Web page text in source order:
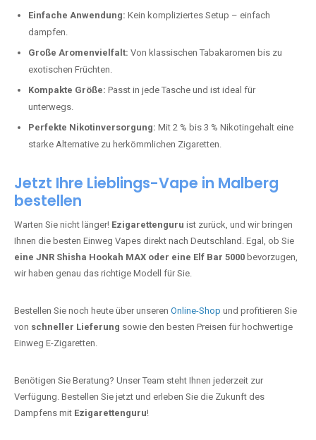
Einfache Anwendung: Kein kompliziertes Setup – einfach
dampfen.
Große Aromenvielfalt: Von klassischen Tabakaromen bis zu
exotischen Früchten.
Kompakte Größe: Passt in jede Tasche und ist ideal für
unterwegs.
Perfekte Nikotinversorgung: Mit 2 % bis 3 % Nikotingehalt eine
starke Alternative zu herkömmlichen Zigaretten.
Jetzt Ihre Lieblings-Vape in Malberg
bestellen
Warten Sie nicht länger! Ezigarettenguru ist zurück, und wir bringen
Ihnen die besten Einweg Vapes direkt nach Deutschland. Egal, ob Sie
eine JNR Shisha Hookah MAX oder eine Elf Bar 5000 bevorzugen,
wir haben genau das richtige Modell für Sie.
Bestellen Sie noch heute über unseren Online-Shop und profitieren Sie
von schneller Lieferung sowie den besten Preisen für hochwertige
Einweg E-Zigaretten.
Benötigen Sie Beratung? Unser Team steht Ihnen jederzeit zur
Verfügung. Bestellen Sie jetzt und erleben Sie die Zukunft des
Dampfens mit Ezigarettenguru!